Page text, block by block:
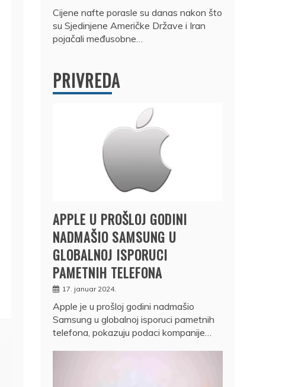
Cijene nafte porasle su danas nakon što
su Sjedinjene Američke Države i Iran
pojačali međusobne…
PRIVREDA
APPLE U PROŠLOJ GODINI
NADMAŠIO SAMSUNG U
GLOBALNOJ ISPORUCI
PAMETNIH TELEFONA
17. januar 2024.
Apple je u prošloj godini nadmašio
Samsung u globalnoj isporuci pametnih
telefona, pokazuju podaci kompanije…